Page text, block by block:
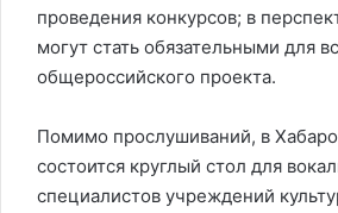
проведения конкурсов; в
могут стать обязательными для
общероссийского проекта.
Помимо прослушиваний, в
состоится круглый стол для
специалистов учреждений